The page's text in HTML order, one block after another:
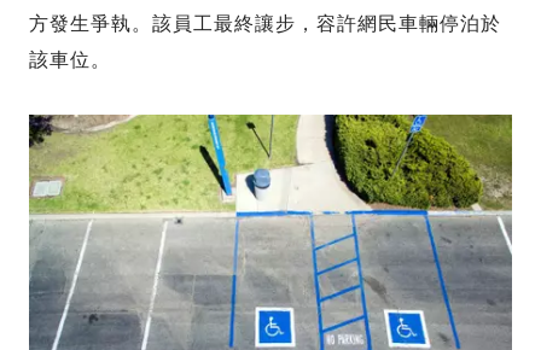
方發生爭執。該員工最終讓步，容許網民車輛停泊於
該車位。